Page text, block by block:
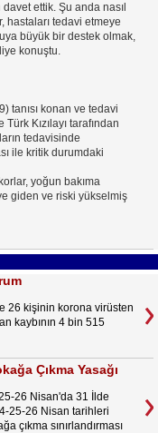
ettik. Şu anda nasıl
hastaları tedavi etmeye
büyük bir destek olmak,
konuştu.
tanısı konan ve tedavi
Kızılayı tarafından
tedavisinde
ile kritik durumdaki
yoğun bakıma
giden ve riski yükselmiş
26 kişinin korona virüsten
kaybının 4 bin 515
Çıkma Yasağı
26 Nisan'da 31 İlde
25-26 Nisan tarihleri
çıkma sınırlandırması